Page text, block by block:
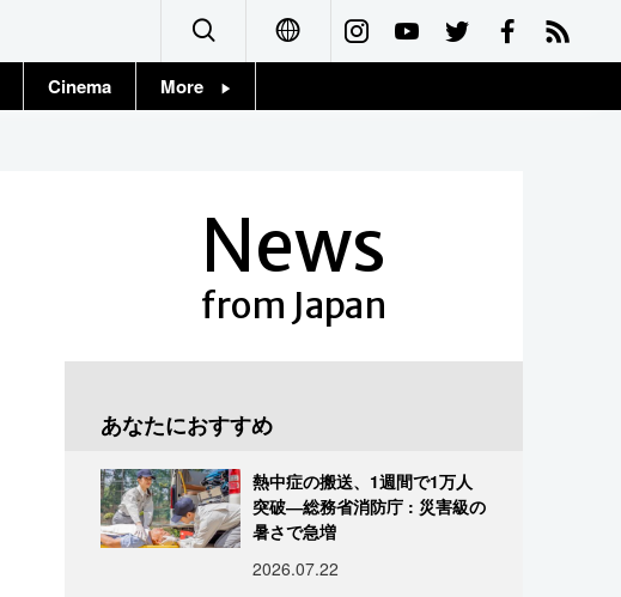
Français
Cinema More
News
from Japan
あなたにおすすめ
熱中症の搬送、1週間で1万人
突破―総務省消防庁 : 災害級の
暑さで急増
2026.07.22